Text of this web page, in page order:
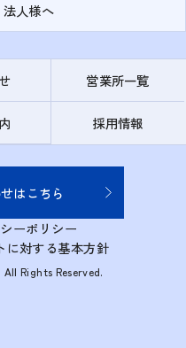
法人様へ
営業所一覧
採用情報
はこちら
ーポリシー
に対する基本方針
Rights Reserved.